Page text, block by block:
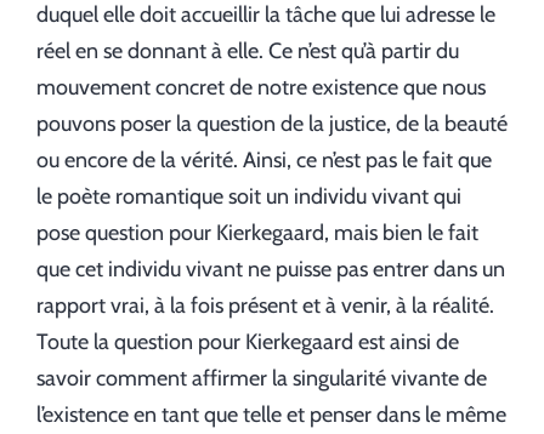
duquel elle doit accueillir la tâche que lui adresse le
réel en se donnant à elle. Ce n’est qu’à partir du
mouvement concret de notre existence que nous
pouvons poser la question de la justice, de la beauté
ou encore de la vérité. Ainsi, ce n’est pas le fait que
le poète romantique soit un individu vivant qui
pose question pour Kierkegaard, mais bien le fait
que cet individu vivant ne puisse pas entrer dans un
rapport vrai, à la fois présent et à venir, à la réalité.
Toute la question pour Kierkegaard est ainsi de
savoir comment affirmer la singularité vivante de
l’existence en tant que telle et penser dans le même